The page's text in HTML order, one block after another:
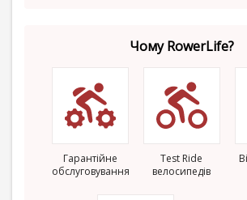
Чому RowerLife?
Гарантійне
обслуговування
Test Ride
велосипедів